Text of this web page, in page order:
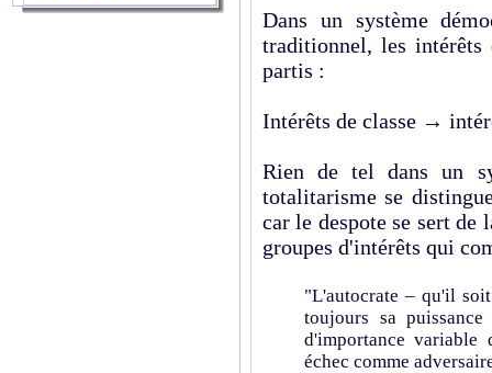
Dans un système
traditionnel, les intérêts
partis :
Intérêts de classe →
Rien de tel dans un
totalitarisme se
car le despote se sert
groupes d'intérêts qui
"L'autocrate – qu'il
toujours sa
d'importance variable
échec comme